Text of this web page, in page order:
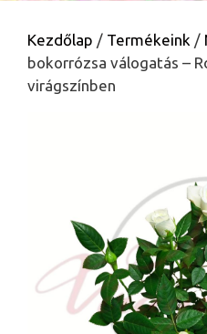
Kezdőlap / Termékeink /
bokorrózsa válogatás –
virágszínben